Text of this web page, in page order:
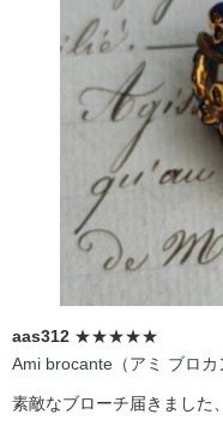
aas312 ★★★★★
Ami brocante（アミ ブロカ
素敵なブローチ届きました